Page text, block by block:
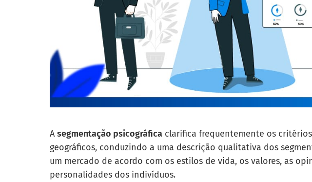
A segmentação psicográfica clarifica frequentemente os
geográficos, conduzindo a uma descrição qualitativa dos
um mercado de acordo com os estilos de vida, os valores, as
personalidades dos indivíduos.